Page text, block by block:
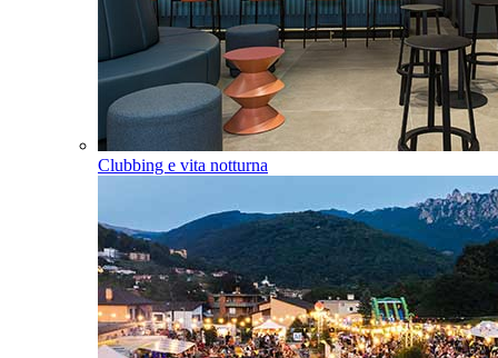
Clubbing e vita notturna